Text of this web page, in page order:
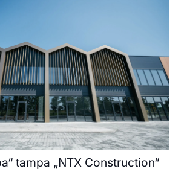
tampa „NTX Construction“